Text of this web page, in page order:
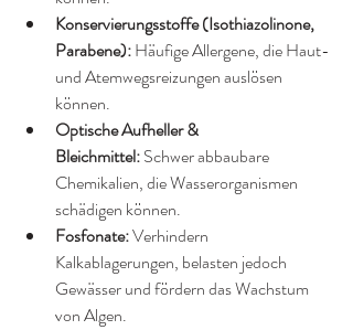
Konservierungsstoffe (Isothiazolinone,
Parabene): Häufige Allergene, die Haut-
und Atemwegsreizungen auslösen
können.
Optische Aufheller &
Bleichmittel: Schwer abbaubare
Chemikalien, die Wasserorganismen
schädigen können.
Fosfonate: Verhindern
Kalkablagerungen, belasten jedoch
Gewässer und fördern das Wachstum
von Algen.